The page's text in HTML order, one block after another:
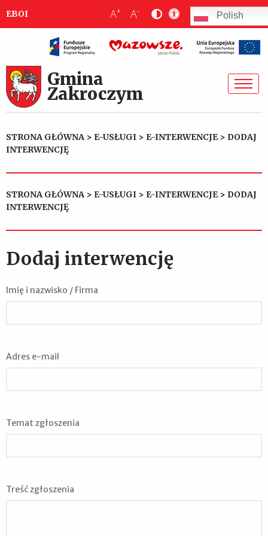
EBOI A+ A- Polish
Gmina
Zakroczym
STRONA GŁÓWNA > E-USŁUGI > E-INTERWENCJE> DODAJ
INTERWENCJĘ
STRONA GŁÓWNA > E-USŁUGI > E-INTERWENCJE> DODAJ
INTERWENCJĘ
Dodaj interwencję
Imię i nazwisko / Firma
Adres e-mail
Temat zgłoszenia
Treść zgłoszenia